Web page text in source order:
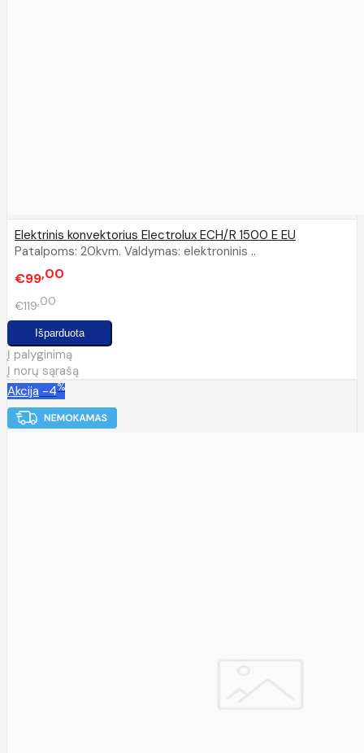
Elektrinis konvektorius Electrolux ECH/R 1500 E EU
Patalpoms: 20kvm. Valdymas: elektroninis ..
€99 00
€119 00
Į palyginimą
Į norų sąrašą
Akcija -4%